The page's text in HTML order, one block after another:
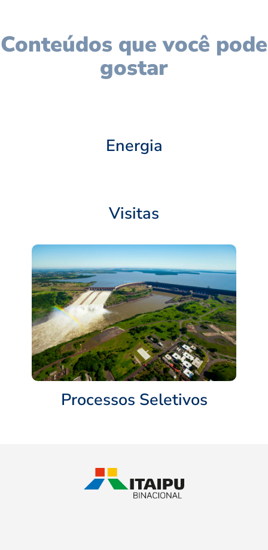
Conteúdos que você pode
gostar
Energia
Visitas
Processos Seletivos